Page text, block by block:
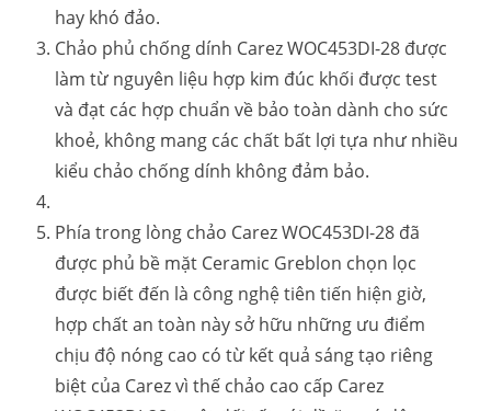
hay khó đảo.
Chảo phủ chống dính Carez WOC453DI-28 được
làm từ nguyên liệu hợp kim đúc khối được test
và đạt các hợp chuẩn về bảo toàn dành cho sức
khoẻ, không mang các chất bất lợi tựa như nhiều
kiểu chảo chống dính không đảm bảo.
Phía trong lòng chảo Carez WOC453DI-28 đã
được phủ bề mặt Ceramic Greblon chọn lọc
được biết đến là công nghệ tiên tiến hiện giờ,
hợp chất an toàn này sở hữu những ưu điểm
chịu độ nóng cao có từ kết quả sáng tạo riêng
biệt của Carez vì thế chảo cao cấp Carez